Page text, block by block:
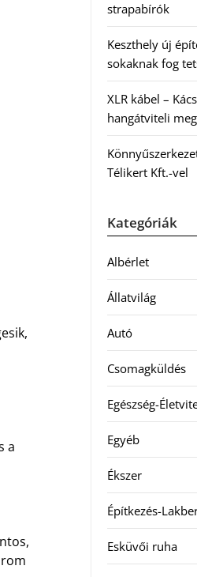
a
strapabírók
Keszthely új
sokaknak fog
XLR kábel –
hangátviteli
Télikert Kft.-vel
Kategóriák
Albérlet
Állatvilág
Autó
Csomagküldés
Egészség-
Egyéb
Ékszer
Építkezés-
Esküvői ruha